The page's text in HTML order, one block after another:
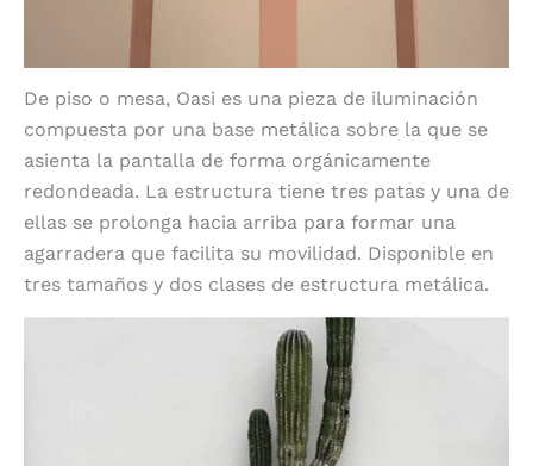
De piso o mesa, Oasi es una pieza de iluminación
compuesta por una base metálica sobre la que se
asienta la pantalla de forma orgánicamente
redondeada. La estructura tiene tres patas y una de
ellas se prolonga hacia arriba para formar una
agarradera que facilita su movilidad. Disponible en
tres tamaños y dos clases de estructura metálica.